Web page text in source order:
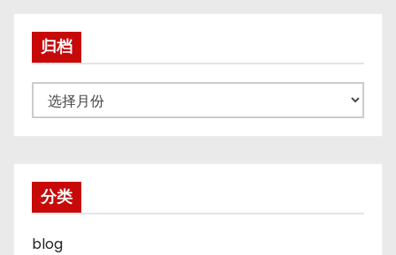
归档
档
分类
blog